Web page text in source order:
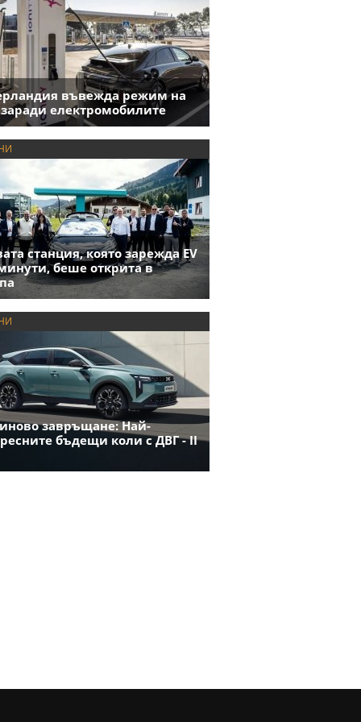
въвежда режим на
заради електромобилите
станция, която зарежда EV
беше открита в
завръщане: Най-
бъдещи коли с ДВГ - II